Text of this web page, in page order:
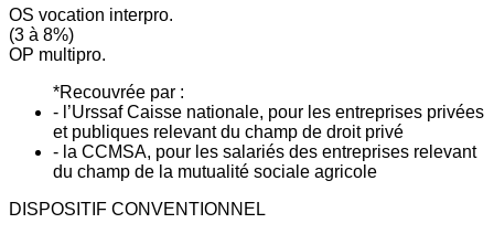
OS vocation interpro.
(3 à 8%)
OP multipro.
*Recouvrée par :
- l’Urssaf Caisse nationale, pour les entreprises privées
et publiques relevant du champ de droit privé
- la CCMSA, pour les salariés des entreprises relevant
du champ de la mutualité sociale agricole
DISPOSITIF CONVENTIONNEL